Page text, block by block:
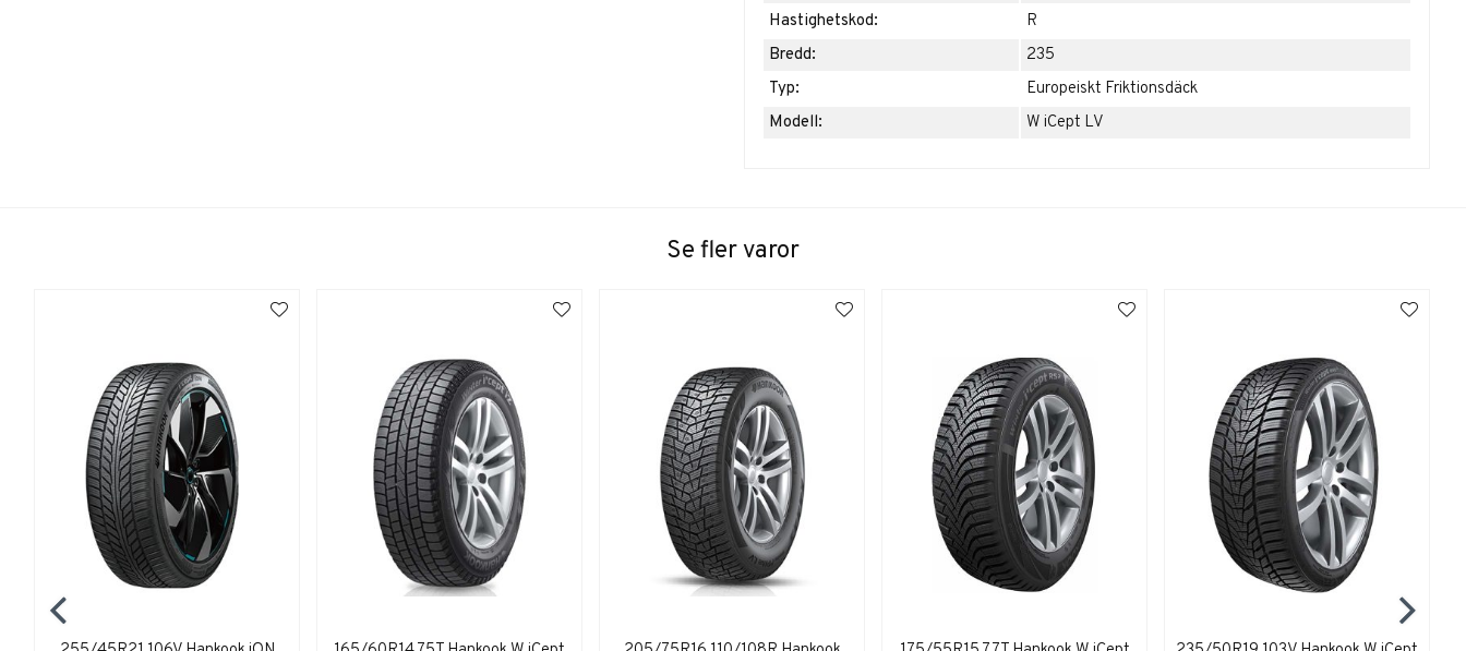
Hastighetskod:
R
Bredd:
235
Typ:
Europeiskt Friktionsdäck
Modell:
W iCept LV
Se fler varor